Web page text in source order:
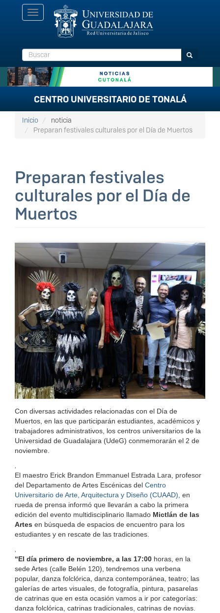
Toggle
navigation
Buscar Buscar
CENTRO UNIVERSITARIO DE TONALÁ
Inicio
noticia
Preparan festivales culturales por el Día de Muertos
Preparan festivales
culturales por el Día de
Muertos
Con diversas actividades relacionadas con el Día de
Muertos, en las que participarán estudiantes, académicos y
trabajadores administrativos, los centros universitarios de la
Universidad de Guadalajara (UdeG) conmemorarán el 2 de
noviembre.
,
El maestro Erick Brandon Emmanuel Estrada Lara, profesor
del Departamento de Artes Escénicas del Centro
Universitario de Arte, Arquitectura y Diseño (CUAAD), en
rueda de prensa informó que llevarán a cabo la primera
edición del evento multidisciplinario llamado Mictlán de las
Artes en búsqueda de espacios de encuentro para los
estudiantes y en rescate de las tradiciones.
,
“El día primero de noviembre, a las 17:00 horas, en la
sede Artes (calle Belén 120), tendremos una verbena
popular, danza folclórica, danza contemporánea, teatro; las
galerías de artes visuales, de fotografía, pintura, pasarelas
de catrinas que en esta ocasión vamos a ir por categorías:
danza folclórica, catrinas tradicionales, catrinas de novias.